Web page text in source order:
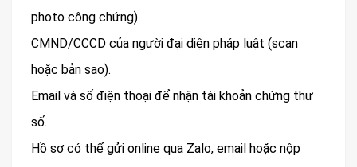
photo công chứng).
CMND/CCCD của người đại diện pháp luật (scan
hoặc bản sao).
Email và số điện thoại để nhận tài khoản chứng thư
số.
Hồ sơ có thể gửi online qua Zalo, email hoặc nộp